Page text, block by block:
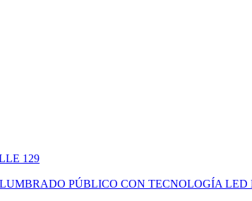
129
PÚBLICO CON TECNOLOGÍA